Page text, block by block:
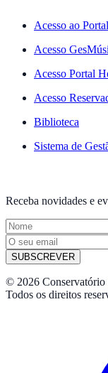
Acesso ao
Acesso
Acesso Portal
Acesso
Biblioteca
Sistema de
Receba novidades e
SUBSCREVER
© 2026
Todos os direitos